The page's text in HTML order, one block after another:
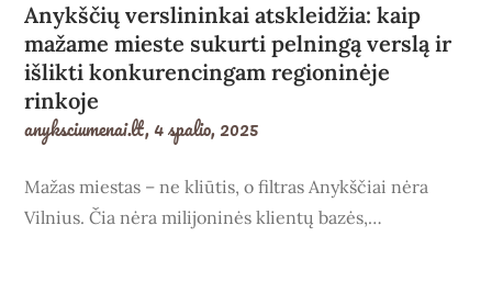
Anykščių verslininkai atskleidžia: kaip
mažame mieste sukurti pelningą verslą ir
išlikti konkurencingam regioninėje
rinkoje
anyksciumenai.lt,4 spalio, 2025
Mažas miestas – ne kliūtis, o filtras Anykščiai nėra
Vilnius. Čia nėra milijoninės klientų bazės,…